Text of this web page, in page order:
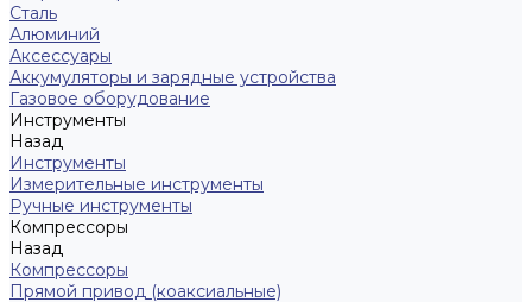
Сталь
Алюминий
Аксессуары
Аккумуляторы и зарядные устройства
Газовое оборудование
Инструменты
Назад
Инструменты
Измерительные инструменты
Ручные инструменты
Компрессоры
Назад
Компрессоры
Прямой привод (коаксиальные)